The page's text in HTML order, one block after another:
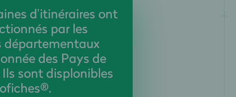
d’itinéraires ont
par les
départementaux
des Pays de
Ils sont displonibles